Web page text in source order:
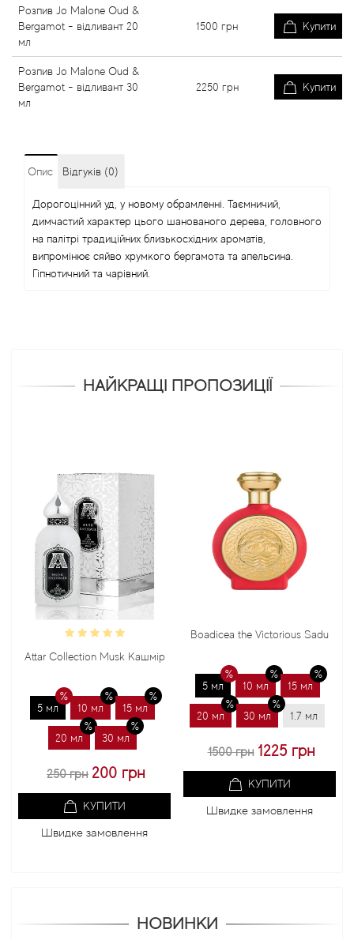
Розпив Jo Malone Oud &
Bergamot - відливант 20
мл
1500 грн Купити
Розпив Jo Malone Oud &
Bergamot - відливант 30
мл
2250 грн Купити
Опис Відгуків (0)
Дорогоцінний уд, у новому обрамленні. Таємничий,
димчастий характер цього шанованого дерева, головного
на палітрі традиційних близькосхідних ароматів,
випромінює сяйво хрумкого бергамота та апельсина.
Гіпнотичний та чарівний.
НАЙКРАЩІ ПРОПОЗИЦІЇ
Attar Collection Musk Кашмір
5 мл 10 мл 15 мл
20 мл 30 мл
250 грн 200 грн
КУПИТИ
Швидке замовлення
Boadicea the Victorious Sadu
5 мл 10 мл 15 мл
20 мл 30 мл 1.7 мл
1500 грн 1225 грн
КУПИТИ
Швидке замовлення
НОВИНКИ